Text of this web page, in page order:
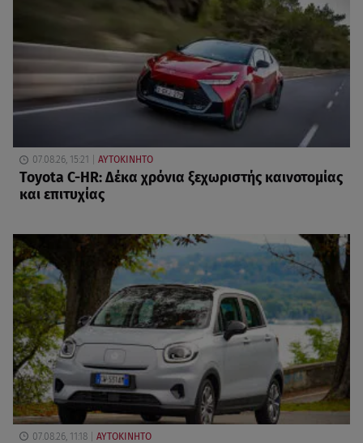
07.08.26, 15:21 ΑΥΤΟΚΙΝΗΤΟ
Toyota C-HR: Δέκα χρόνια ξεχωριστής καινοτομίας
και επιτυχίας
07.08.26, 11:18 ΑΥΤΟΚΙΝΗΤΟ